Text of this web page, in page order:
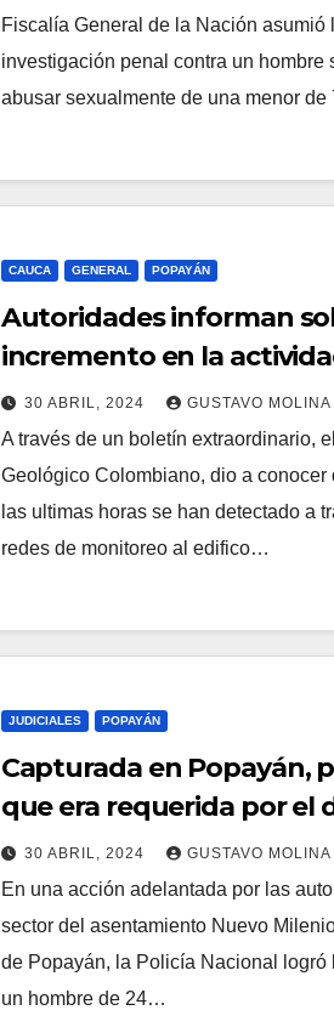
Fiscalía General de la Nación asumió
investigación penal contra un hombre
abusar sexualmente de una menor
CAUCA GENERAL POPAYÁN
Autoridades informan
incremento en la
volcán Puracé
30 ABRIL, 2024 GUSTAVO MOLINA
A través de un boletín extraordinario,
Geológico Colombiano, dio a conocer
las ultimas horas se han detectado a
redes de monitoreo al edifico…
JUDICIALES POPAYÁN
Capturada en Popayán,
que era requerida por el
tráfico de estupefacientes
30 ABRIL, 2024 GUSTAVO MOLINA
En una acción adelantada por las
sector del asentamiento Nuevo
de Popayán, la Policía Nacional logró
un hombre de 24…